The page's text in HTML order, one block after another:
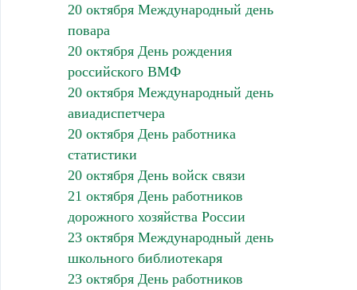
20 октября Международный день
повара
20 октября День рождения
российского ВМФ
20 октября Международный день
авиадиспетчера
20 октября День работника
статистики
20 октября День войск связи
21 октября День работников
дорожного хозяйства России
23 октября Международный день
школьного библиотекаря
23 октября День работников